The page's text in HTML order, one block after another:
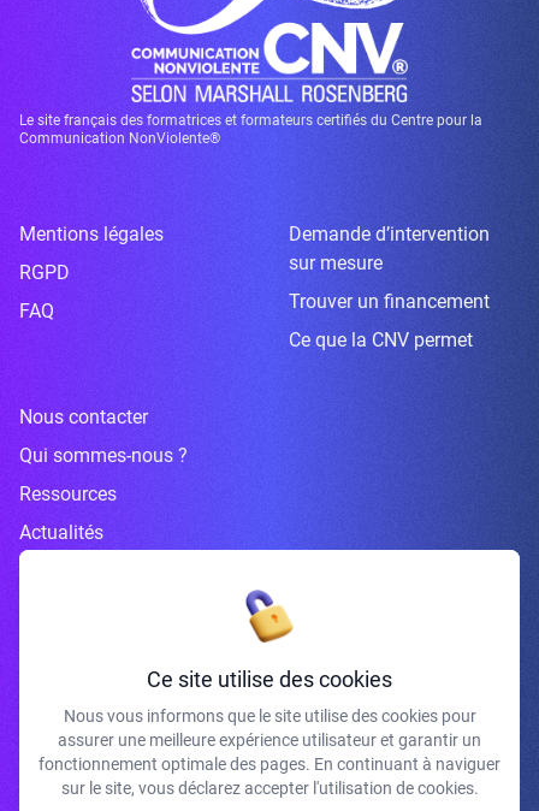
Le site français des formatrices et formateurs certifiés du Centre pour la
Communication NonViolente®
Mentions légales
RGPD
FAQ
Demande d’intervention
sur mesure
Trouver un financement
Ce que la CNV permet
Nous contacter
Qui sommes-nous ?
Ressources
Actualités
Inscrivez-vous à la newsletter
J'accepte de recevoir vos e-mails et confirme avoir pris connaissance de
votre politique de confidentialité et mentions légales.
Ce site utilise des cookies
Nous vous informons que le site utilise des cookies pour
assurer une meilleure expérience utilisateur et garantir un
fonctionnement optimale des pages. En continuant à naviguer
sur le site, vous déclarez accepter l'utilisation de cookies.